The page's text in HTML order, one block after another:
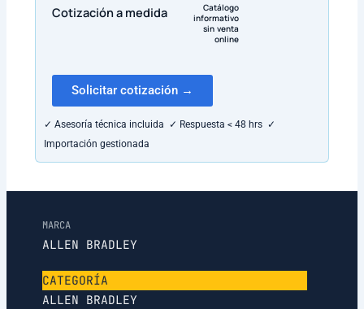
Cotización a medida
Catálogo
informativo
sin venta
online
Solicitar cotización →
✓ Asesoría técnica incluida ✓ Respuesta < 48 hrs ✓
Importación gestionada
MARCA
ALLEN BRADLEY
CATEGORÍA
ALLEN BRADLEY